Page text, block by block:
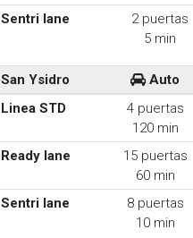
Sentri lane
2 puertas
5 min
San Ysidro Auto
Linea STD
4 puertas
120 min
Ready lane
15 puertas
60 min
Sentri lane
8 puertas
10 min